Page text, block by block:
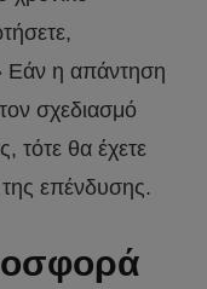
Εάν η απάντηση
τον σχεδιασμό
τότε θα έχετε
επένδυσης.